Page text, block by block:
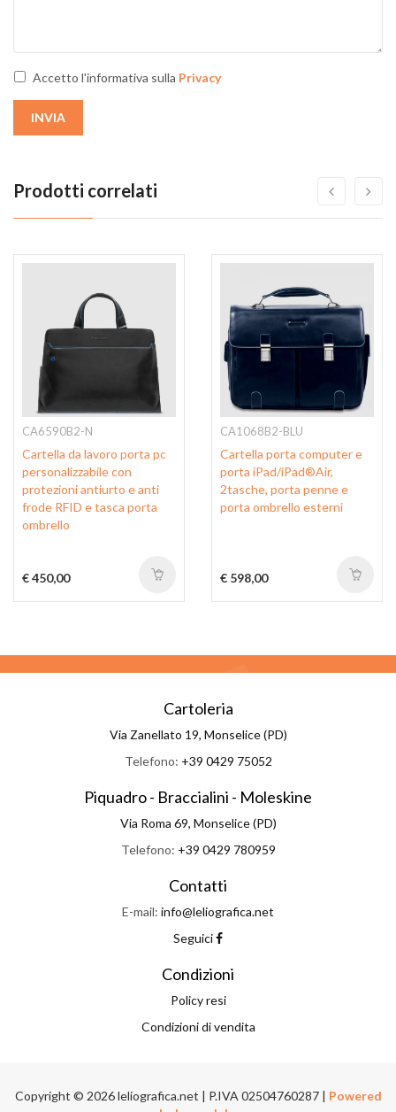
Accetto l'informativa sulla Privacy
INVIA
Prodotti correlati
CA6590B2-N
Cartella da lavoro porta pc
personalizzabile con
protezioni antiurto e anti
frode RFID e tasca porta
ombrello
€ 450,00
CA1068B2-BLU
Cartella porta computer e
porta iPad/iPad®Air,
2tasche, porta penne e
porta ombrello esterni
€ 598,00
Cartoleria
Via Zanellato 19, Monselice (PD)
Telefono: +39 0429 75052
Piquadro - Braccialini - Moleskine
Via Roma 69, Monselice (PD)
Telefono: +39 0429 780959
Contatti
E-mail: info@leliografica.net
Seguici
Condizioni
Policy resi
Condizioni di vendita
Copyright © 2026 leliografica.net | P.IVA 02504760287 | Powered